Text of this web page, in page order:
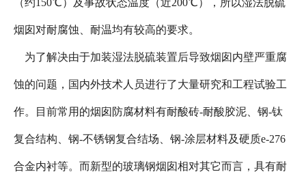
（约150℃）及事故状态温度（近200℃），所以湿法脱硫
烟囱对耐腐蚀、耐温均有较高的要求。
为了解决由于加装湿法脱硫装置后导致烟囱内壁严重腐
蚀的问题，国内外技术人员进行了大量研究和工程试验工
作。目前常用的烟囱防腐材料有耐酸砖-耐酸胶泥、钢-钛
复合结构、钢-不锈钢复合结场、钢-涂层材料及硬质e-276
合金内衬等。而新型的玻璃钢烟囱相对其它而言，具有耐